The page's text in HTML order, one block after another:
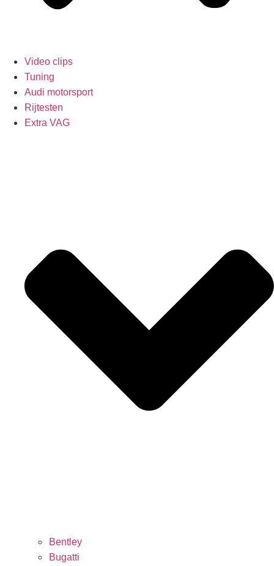
Video clips
Tuning
Audi motorsport
Rijtesten
Extra VAG
Bentley
Bugatti